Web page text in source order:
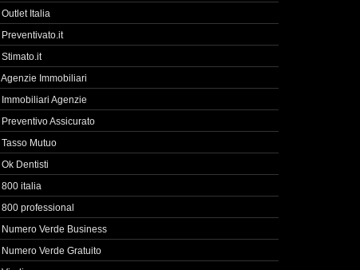
Outlet Italia
Preventivato.it
Stimato.it
Agenzie Immobiliari
Immobiliari Agenzie
Preventivo Assicurato
Tasso Mutuo
Ok Dentisti
800 italia
800 professional
Numero Verde Business
Numero Verde Gratuito